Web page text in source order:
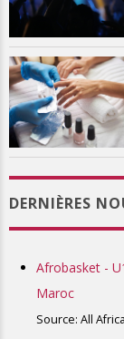
DERNIÈRES
Afrobasket -
Maroc
Source: All Africa